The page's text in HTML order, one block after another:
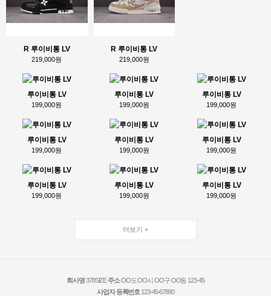
R 루이비통 LV
219,000원
R 루이비통 LV
219,000원
루이비통 LV
199,000원
루이비통 LV
199,000원
루이비통 LV
199,000원
루이비통 LV
199,000원
루이비통 LV
199,000원
루이비통 LV
199,000원
루이비통 LV
199,000원
루이비통 LV
199,000원
루이비통 LV
199,000원
더보기 +
회사명378SIZE 주소OO도 OO시 OO구 OO동 123-45
사업자 등록번호 123-45-67890